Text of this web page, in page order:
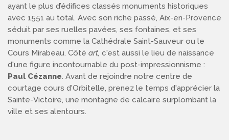
ayant le plus d’édifices classés monuments historiques
avec 1551 au total. Avec son riche passé, Aix-en-Provence
séduit par ses ruelles pavées, ses fontaines, et ses
monuments comme la Cathédrale Saint-Sauveur ou le
Cours Mirabeau. Côté art, c'est aussi le lieu de naissance
d'une figure incontournable du post-impressionnisme :
Paul Cézanne. Avant de rejoindre notre centre de
courtage cours d'Orbitelle, prenez le temps d'apprécier la
Sainte-Victoire, une montagne de calcaire surplombant la
ville et ses alentours.